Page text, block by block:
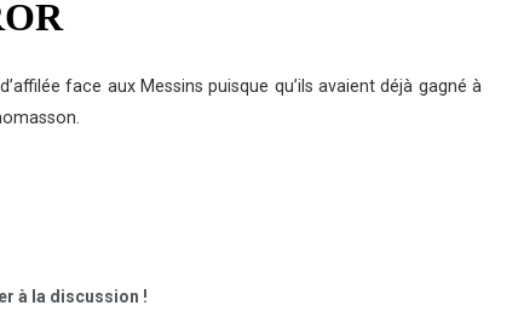
face aux Messins puisque qu’ils avaient déjà gagné à
à la discussion !